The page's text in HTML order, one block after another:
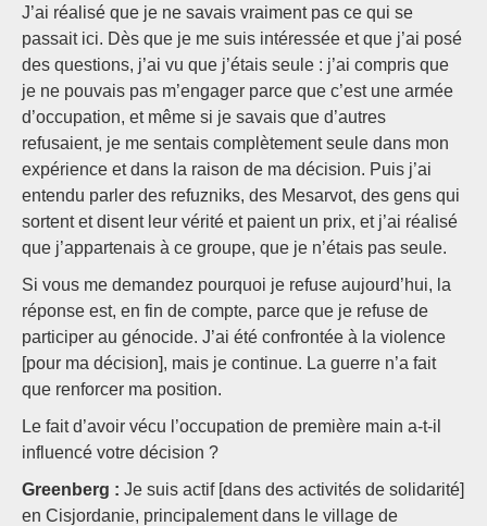
J’ai réalisé que je ne savais vraiment pas ce qui se
passait ici. Dès que je me suis intéressée et que j’ai posé
des questions, j’ai vu que j’étais seule : j’ai compris que
je ne pouvais pas m’engager parce que c’est une armée
d’occupation, et même si je savais que d’autres
refusaient, je me sentais complètement seule dans mon
expérience et dans la raison de ma décision. Puis j’ai
entendu parler des refuzniks, des Mesarvot, des gens qui
sortent et disent leur vérité et paient un prix, et j’ai réalisé
que j’appartenais à ce groupe, que je n’étais pas seule.
Si vous me demandez pourquoi je refuse aujourd’hui, la
réponse est, en fin de compte, parce que je refuse de
participer au génocide. J’ai été confrontée à la violence
[pour ma décision], mais je continue. La guerre n’a fait
que renforcer ma position.
Le fait d’avoir vécu l’occupation de première main a-t-il
influencé votre décision ?
Greenberg : Je suis actif [dans des activités de solidarité]
en Cisjordanie, principalement dans le village de